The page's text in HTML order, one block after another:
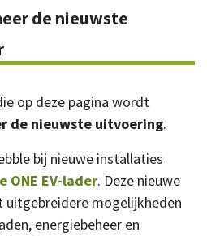
de nieuwste
op deze pagina wordt
de nieuwste uitvoering.
bij nieuwe installaties
ONE EV-lader. Deze nieuwe
uitgebreidere mogelijkheden
energiebeheer en